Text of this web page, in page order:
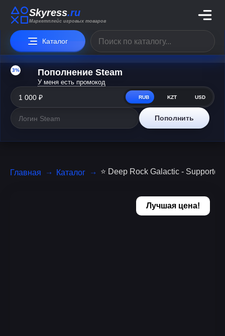
Skyress.ru
Маркетплейс игровых товаров
Каталог
3% Пополнение Steam
У меня есть промокод
RUB KZT USD
Пополнить
Главная Каталог ⭐️ Deep Rock Galactic -
Лучшая цена!